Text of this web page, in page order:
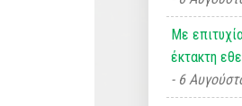
Με
έκτακτη
6